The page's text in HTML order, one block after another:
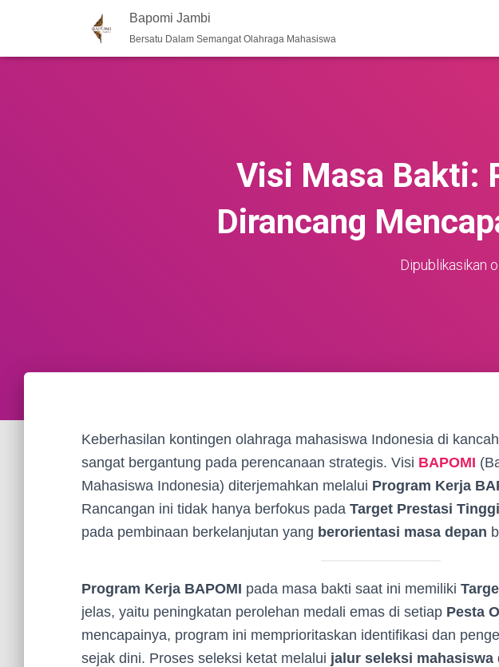
Bapomi Jambi
Bersatu Dalam Semangat Olahraga Mahasiswa
Visi Masa Bakti:
Dirancang
Dipublikasikan
Keberhasilan kontingen olahraga mahasiswa Indonesia di
sangat bergantung pada perencanaan strategis. Visi BAPOMI
Mahasiswa Indonesia) diterjemahkan melalui Program Kerja
Rancangan ini tidak hanya berfokus pada Target Prestasi Tinggi
pada pembinaan berkelanjutan yang berorientasi masa depan
Program Kerja BAPOMI pada masa bakti saat ini memiliki
jelas, yaitu peningkatan perolehan medali emas di setiap Pesta
mencapainya, program ini memprioritaskan identifikasi dan
sejak dini. Proses seleksi ketat melalui jalur seleksi mahasiswa